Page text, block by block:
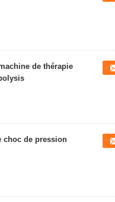
de thérapie
choc de pression